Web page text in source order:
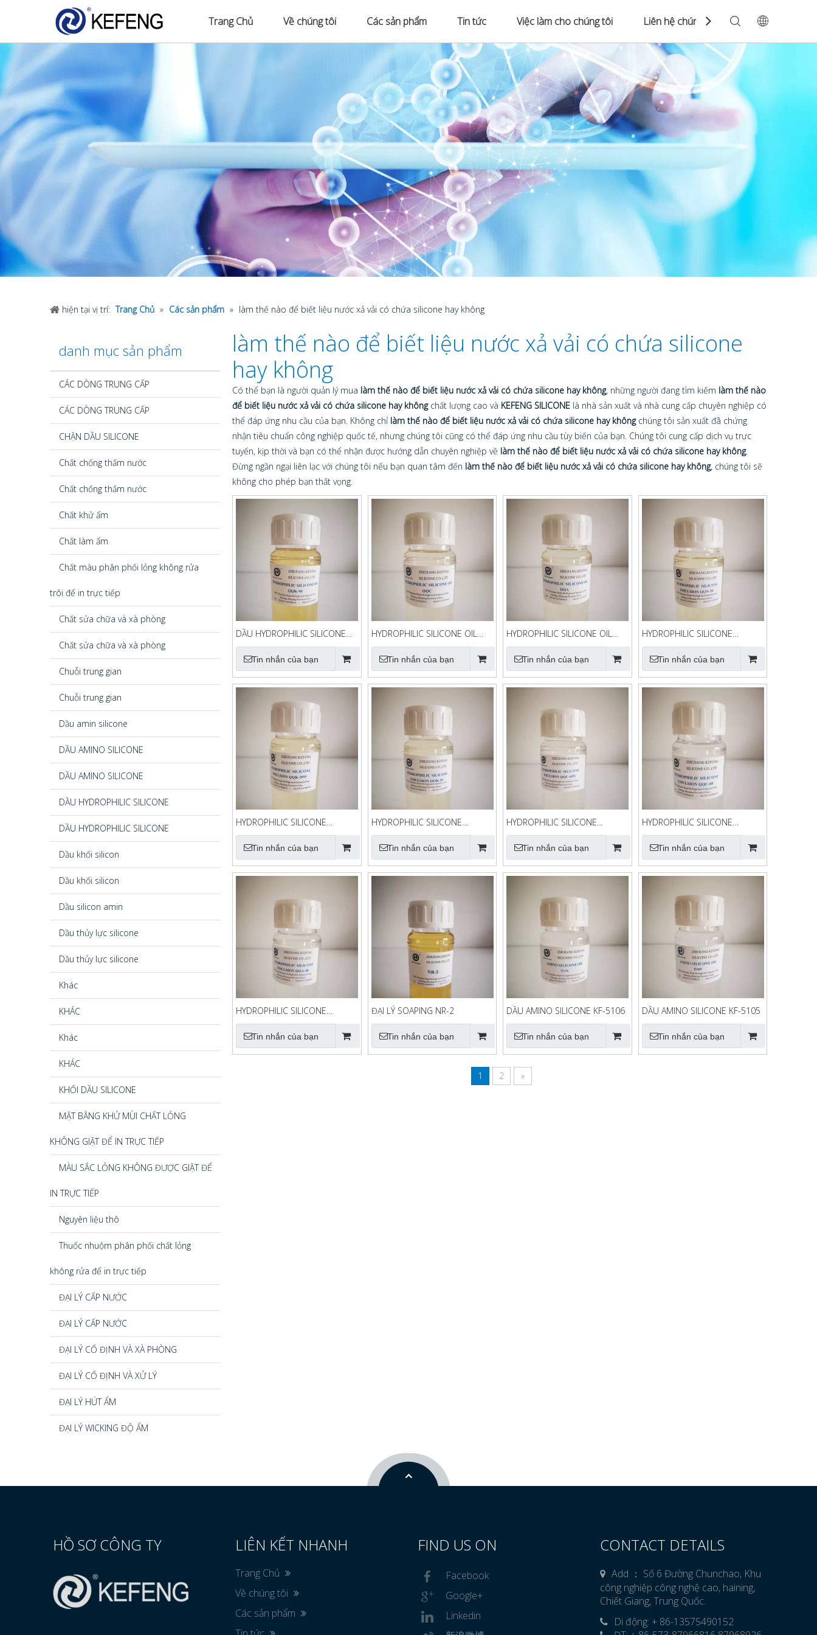
Trang Chủ Về chúng tôi Các sản phẩm Tin tức Việc làm cho chúng tôi Liên hệ chúng tôi
hiện tại vị trí: Trang Chủ » Các sản phẩm » làm thế nào để biết liệu nước xả vải có chứa silicone hay không
danh mục sản phẩm
CÁC DÒNG TRUNG CẤP
CÁC DÒNG TRUNG CẤP
CHẶN DẦU SILICONE
Chất chống thấm nước
Chất chống thấm nước
Chất khử ẩm
Chất làm ẩm
Chất màu phân phối lỏng không rửa
trôi để in trực tiếp
Chất sửa chữa và xà phòng
Chất sửa chữa và xà phòng
Chuỗi trung gian
Chuỗi trung gian
Dầu amin silicone
DẦU AMINO SILICONE
DẦU AMINO SILICONE
DẦU HYDROPHILIC SILICONE
DẦU HYDROPHILIC SILICONE
Dầu khối silicon
Dầu khối silicon
Dầu silicon amin
Dầu thủy lực silicone
Dầu thủy lực silicone
Khác
KHÁC
Khác
KHÁC
KHỐI DẦU SILICONE
MẶT BẰNG KHỬ MÙI CHẤT LỎNG
KHÔNG GIẶT ĐỂ IN TRỰC TIẾP
MÀU SẮC LỎNG KHÔNG ĐƯỢC GIẶT ĐỂ
IN TRỰC TIẾP
Nguyên liệu thô
Thuốc nhuộm phân phối chất lỏng
không rửa để in trực tiếp
ĐẠI LÝ CẤP NƯỚC
ĐẠI LÝ CẤP NƯỚC
ĐẠI LÝ CỐ ĐỊNH VÀ XÀ PHÒNG
ĐẠI LÝ CỐ ĐỊNH VÀ XỬ LÝ
ĐẠI LÝ HÚT ẨM
ĐẠI LÝ WICKING ĐỘ ẨM
làm thế nào để biết liệu nước xả vải có chứa silicone
hay không
Có thể bạn là người quản lý mua làm thế nào để biết liệu nước xả vải có chứa silicone hay không, những người đang tìm kiếm làm thế nào
để biết liệu nước xả vải có chứa silicone hay khôngchất lượng cao và KEFENG SILICONE là nhà sản xuất và nhà cung cấp chuyên nghiệp có
thể đáp ứng nhu cầu của bạn. Không chỉ làm thế nào để biết liệu nước xả vải có chứa silicone hay khôngchúng tôi sản xuất đã chứng
nhận tiêu chuẩn công nghiệp quốc tế, nhưng chúng tôi cũng có thể đáp ứng nhu cầu tùy biến của bạn. Chúng tôi cung cấp dịch vụ trực
tuyến, kịp thời và bạn có thể nhận được hướng dẫn chuyên nghiệp về làm thế nào để biết liệu nước xả vải có chứa silicone hay không.
Đừng ngần ngại liên lạc với chúng tôi nếu bạn quan tâm đến làm thế nào để biết liệu nước xả vải có chứa silicone hay không, chúng tôi sẽ
không cho phép bạn thất vọng.
DẦU HYDROPHILIC SILICONE
QQK-90
Tin nhắn của bạn
HYDROPHILIC SILICONE OIL
QQC
Tin nhắn của bạn
HYDROPHILIC SILICONE OIL
QQA
Tin nhắn của bạn
HYDROPHILIC SILICONE
EMULSION QQN-30
Tin nhắn của bạn
HYDROPHILIC SILICONE
EMULSION QQK-50W
Tin nhắn của bạn
HYDROPHILIC SILICONE
EMULSION QQK-50
Tin nhắn của bạn
HYDROPHILIC SILICONE
EMULSION QQC-60W
Tin nhắn của bạn
HYDROPHILIC SILICONE
EMULSION QQC-60
Tin nhắn của bạn
HYDROPHILIC SILICONE
EMULSION QQA-40
Tin nhắn của bạn
ĐẠI LÝ SOAPING NR-2
Tin nhắn của bạn
DẦU AMINO SILICONE KF-5106
Tin nhắn của bạn
DẦU AMINO SILICONE KF-5105
Tin nhắn của bạn
1 2 »
HỒ SƠ CÔNG TY LIÊN KẾT NHANH
Trang Chủ
Về chúng tôi
Các sản phẩm
FIND US ON
Facebook
Google+
Linkedin
CONTACT DETAILS
Add ： Số 6 Đường Chunchao, Khu
công nghiệp công nghệ cao, haining,
Chiết Giang, Trung Quốc.

Di động: + 86-13575490152